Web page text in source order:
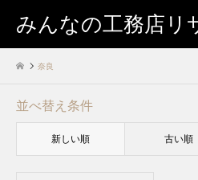
みんなの工務店リ
奈良
並べ替え条件
新しい順 古い順